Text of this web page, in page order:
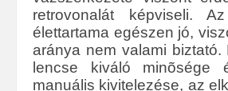
retrovonalát képviseli.
élettartama egészen jó,
aránya nem valami biztató.
lencse kiváló minõsége
manuális kivitelezése, az